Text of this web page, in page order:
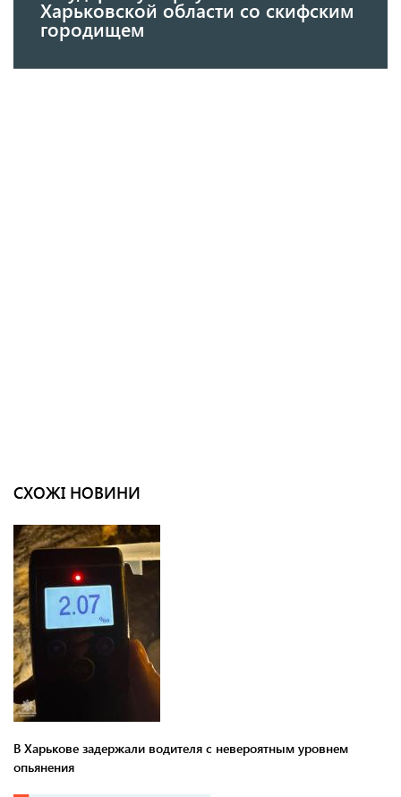
Харьковской области со скифским
городищем
СХОЖІ НОВИНИ
В Харькове задержали водителя с невероятным уровнем
опьянения